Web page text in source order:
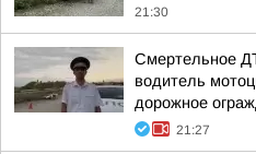
21:30
Смертельное
водитель
дорожное
21:27